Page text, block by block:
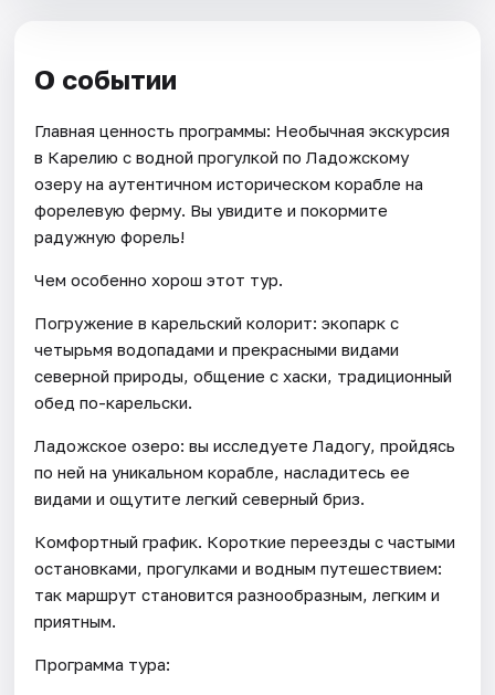
О событии
Главная ценность программы: Необычная экскурсия
в Карелию с водной прогулкой по Ладожскому
озеру на аутентичном историческом корабле на
форелевую ферму. Вы увидите и покормите
радужную форель!
Чем особенно хорош этот тур.
Погружение в карельский колорит: экопарк с
четырьмя водопадами и прекрасными видами
северной природы, общение с хаски, традиционный
обед по-карельски.
Ладожское озеро: вы исследуете Ладогу, пройдясь
по ней на уникальном корабле, насладитесь ее
видами и ощутите легкий северный бриз.
Комфортный график. Короткие переезды с частыми
остановками, прогулками и водным путешествием:
так маршрут становится разнообразным, легким и
приятным.
Программа тура: